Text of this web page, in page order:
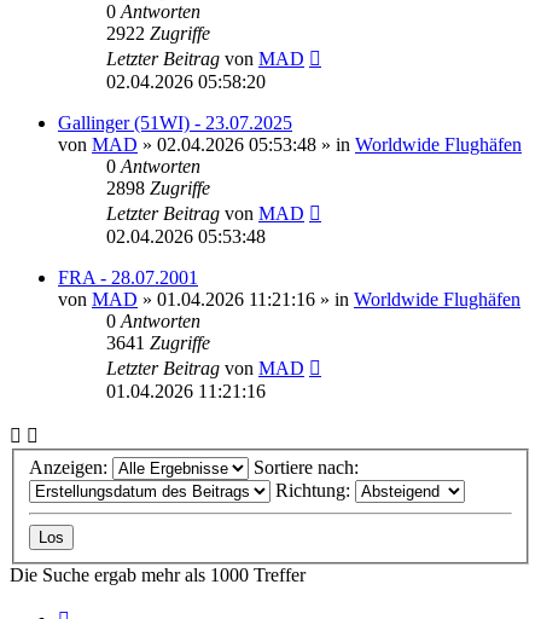
0 Antworten
2922 Zugriffe
Letzter Beitrag von MAD
02.04.2026 05:58:20
Gallinger (51WI) - 23.07.2025
von MAD » 02.04.2026 05:53:48 » in Worldwide Flughäfen
0 Antworten
2898 Zugriffe
Letzter Beitrag von MAD
02.04.2026 05:53:48
FRA - 28.07.2001
von MAD » 01.04.2026 11:21:16 » in Worldwide Flughäfen
0 Antworten
3641 Zugriffe
Letzter Beitrag von MAD
01.04.2026 11:21:16
Anzeigen:
Sortiere nach:
Richtung:
Die Suche ergab mehr als 1000 Treffer